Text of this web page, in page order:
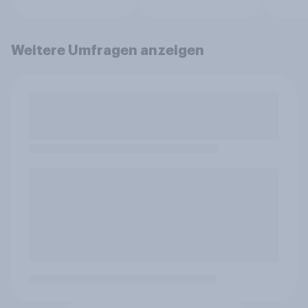
Weitere Umfragen anzeigen